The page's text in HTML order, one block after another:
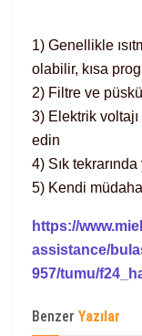
1) Genellikle
olabilir, kısa
2) Filtre ve
3) Elektrik
edin
4) Sık
5) Kendi
https://
assistance/
957/tumu/
Benzer Yazılar